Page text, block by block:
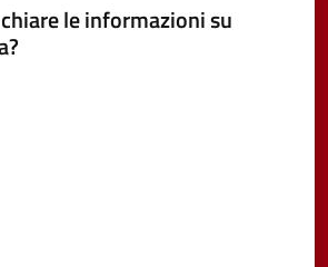
le informazioni su